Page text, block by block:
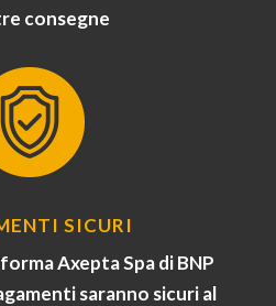
consegne
SICURI
Axepta Spa di BNP
saranno sicuri al